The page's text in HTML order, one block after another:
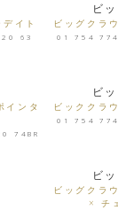
イト
63
ビ
ビッグクラ
01 754
ンタ
74BR
ビ
ビッククラ
01 754
ビ
ビッグクラ
× チ